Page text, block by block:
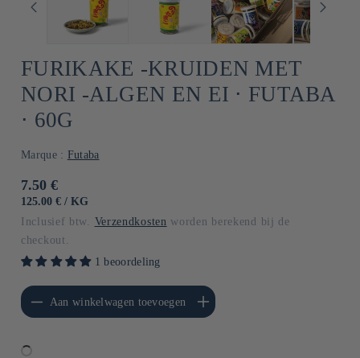
FURIKAKE -KRUIDEN MET
NORI -ALGEN EN EI ⋅ FUTABA
⋅ 60G
Marque : Futaba
Normale
prijs
7.50 €
EENHEIDSPRIJS
125.00 € / PER
KG
Inclusief btw. Verzendkosten worden berekend bij de
checkout.
1 beoordeling
voor Default
Title
Aan winkelwagen toevoegen
Aantal verhogen voor Default
Title